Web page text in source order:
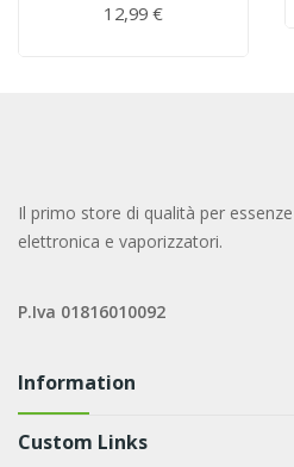
12,99 €
Il primo store di qualità per
elettronica e vaporizzatori.
P.Iva 01816010092
Information
Custom Links